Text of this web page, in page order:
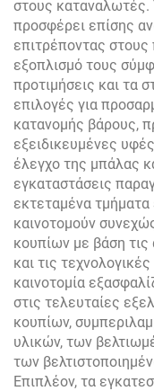
στους καταναλωτές.
προσφέρει επίσης
επιτρέποντας στους
εξοπλισμό τους
προτιμήσεις και τα
επιλογές για
κατανομής βάρους,
εξειδικευμένες
έλεγχο της μπάλας
εγκαταστάσεις
εκτεταμένα
καινοτομούν
κουπίων με βάση
και τις
καινοτομία
στις τελευταίες
κουπίων,
υλικών, των
των
Επιπλέον, τα